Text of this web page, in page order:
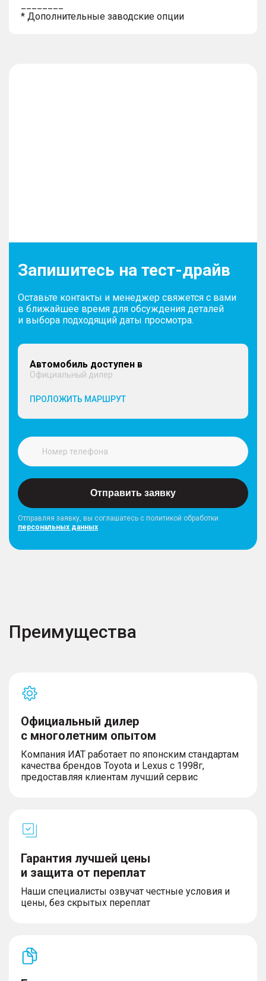
* Дополнительные заводские опции
Запишитесь на тест-драйв
Оставьте контакты и менеджер свяжется с вами
в ближайшее время для обсуждения деталей
и выбора подходящий даты просмотра.
Автомобиль доступен в
Официальный дилер
ПРОЛОЖИТЬ МАРШРУТ
Отправить заявку
Отправляя заявку, вы соглашатесь с политикой обработки
персональных данных
Преимущества
Официальный дилер
с многолетним опытом
Компания ИАТ работает по японским стандартам
качества брендов Toyota и Lexus с 1998г,
предоставляя клиентам лучший сервис
Гарантия лучшей цены
и защита от переплат
Наши специалисты озвучат честные условия и
цены, без скрытых переплат